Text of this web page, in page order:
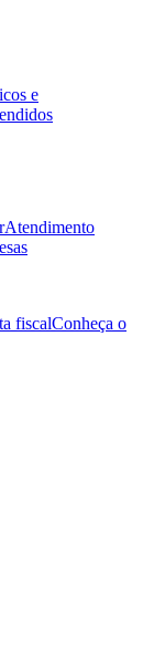
e
Atendimento
fiscalConheça o